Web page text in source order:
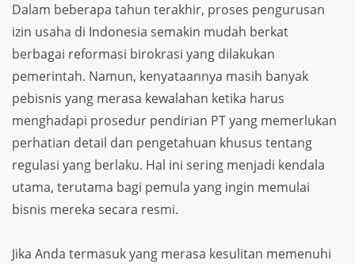
Dalam beberapa tahun terakhir, proses pengurusan
izin usaha di Indonesia semakin mudah berkat
berbagai reformasi birokrasi yang dilakukan
pemerintah. Namun, kenyataannya masih banyak
pebisnis yang merasa kewalahan ketika harus
menghadapi prosedur pendirian PT yang memerlukan
perhatian detail dan pengetahuan khusus tentang
regulasi yang berlaku. Hal ini sering menjadi kendala
utama, terutama bagi pemula yang ingin memulai
bisnis mereka secara resmi.
Jika Anda termasuk yang merasa kesulitan memenuhi